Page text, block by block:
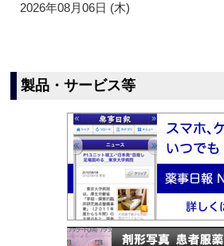
2026年08月06日 (木)
製品・サービス等